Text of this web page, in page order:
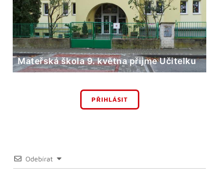
Mateřská škola 9. května přijme Učitelku
PŘIHLÁSIT
Odebírat